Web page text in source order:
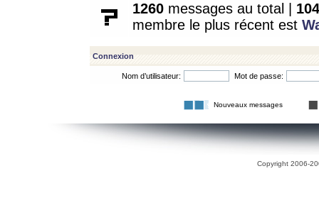
1260 messages au total | 104
membre le plus récent est
Connexion
Nom d’utilisateur: Mot de passe:
Nouveaux messages
Copyright 2006-